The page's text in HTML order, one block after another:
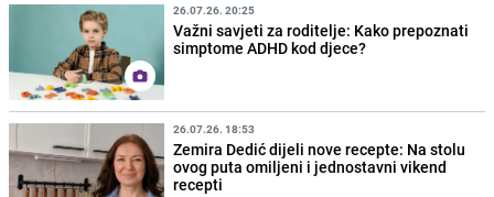
26.07.26. 20:25
Važni savjeti za roditelje: Kako prepoznati
simptome ADHD kod djece?
26.07.26. 18:53
Zemira Dedić dijeli nove recepte: Na stolu
ovog puta omiljeni i jednostavni vikend
recepti